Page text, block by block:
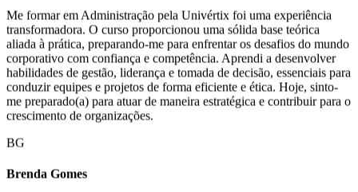
Me formar em Administração pela Univértix foi uma experiência
transformadora. O curso proporcionou uma sólida base teórica
aliada à prática, preparando-me para enfrentar os desafios do mundo
corporativo com confiança e competência. Aprendi a desenvolver
habilidades de gestão, liderança e tomada de decisão, essenciais para
conduzir equipes e projetos de forma eficiente e ética. Hoje, sinto-
me preparado(a) para atuar de maneira estratégica e contribuir para o
crescimento de organizações.
BG